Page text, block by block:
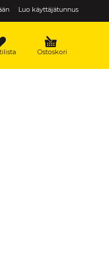
Luo käyttäjätunnus
Ostoskori